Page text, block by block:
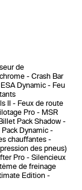
de
Crash Bar
ESA Dynamic
Feu
II
Feux de route
Pro
MSR
Pack Shadow
Pack Dynamic
chauffantes
des pneus)
Pro
Silencieux
de freinage
Edition